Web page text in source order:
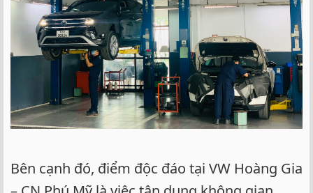
Bên cạnh đó, điểm độc đáo tại VW Hoàng Gia